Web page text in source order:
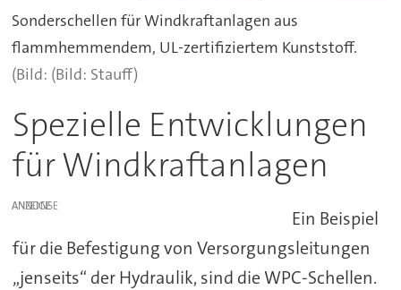
Sonderschellen für Windkraftanlagen aus
flammhemmendem, UL-zertifiziertem Kunststoff.
(Bild: Stauff)
Spezielle Entwicklungen
für Windkraftanlagen
ANZEIGE
Ein Beispiel
für die Befestigung von Versorgungsleitungen
„jenseits“ der Hydraulik, sind die WPC-Schellen.